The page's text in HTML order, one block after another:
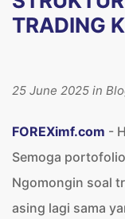
TRADING
25 June 2025 in
FOREXimf.com -
Semoga
Ngomongin soal
asing lagi sama